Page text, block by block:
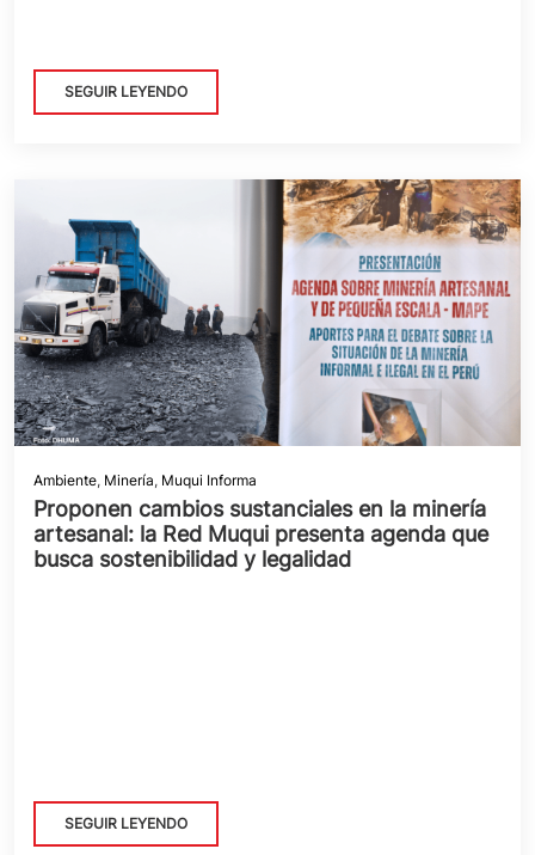
SEGUIR LEYENDO
Ambiente, Minería, Muqui Informa
Proponen cambios sustanciales en la minería
artesanal: la Red Muqui presenta agenda que
busca sostenibilidad y legalidad
SEGUIR LEYENDO